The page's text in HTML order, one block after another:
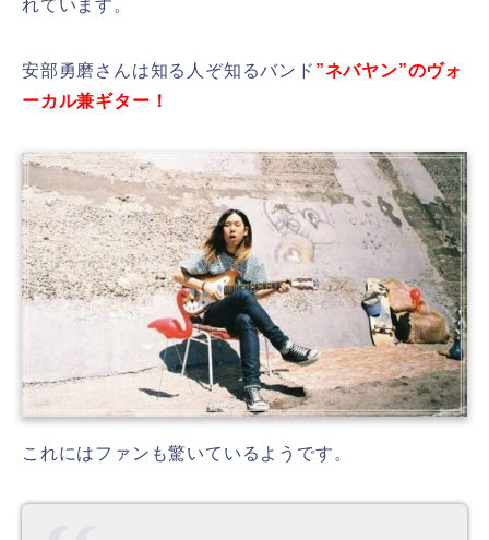
れています。
安部勇磨さんは知る人ぞ知るバンド ”ネバヤン”のヴォ
ーカル兼ギター！
これにはファンも驚いているようです。